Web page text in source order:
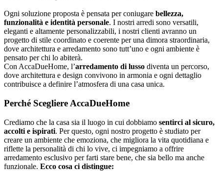
Ogni soluzione proposta è pensata per coniugare bellezza,
funzionalità e identità personale. I nostri arredi sono versatili,
eleganti e altamente personalizzabili, i nostri clienti avranno un
progetto di stile coordinato e coerente per una dimora straordinaria,
dove architettura e arredamento sono tutt’uno e ogni ambiente è
pensato per chi lo abiterà.
Con AccaDueHome, l’arredamento di lusso diventa un percorso,
dove architettura e design convivono in armonia e ogni dettaglio
contribuisce a definire l’atmosfera di una casa unica.
Perché Scegliere AccaDueHome
Crediamo che la casa sia il luogo in cui dobbiamo sentirci al sicuro,
accolti e ispirati. Per questo, ogni nostro progetto è studiato per
creare un ambiente che emoziona, che migliora la vita quotidiana e
riflette la personalità di chi lo vive, ci impegniamo a offrire
arredamento esclusivo per farti stare bene, che sia bello ma anche
funzionale. Ecco cosa ci distingue: